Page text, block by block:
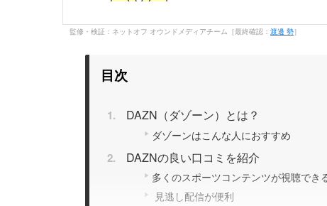
監修・検証：ネットオフ オウンドメディアチーム［最終確認： 渡邊 勢］
目次
DAZN（ダゾーン）とは？
ダゾーンはこんな人におすすめ
DAZNの良い口コミを紹介
多くのスポーツコンテンツが視聴でき
見逃し配信が便利